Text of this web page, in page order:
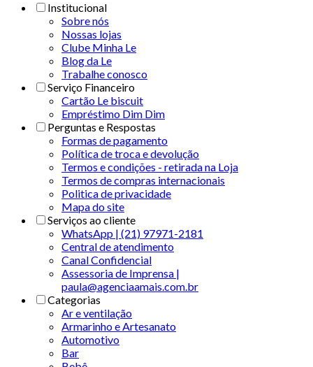
Institucional
Sobre nós
Nossas lojas
Clube Minha Le
Blog da Le
Trabalhe conosco
Serviço Financeiro
Cartão Le biscuit
Empréstimo Dim Dim
Perguntas e Respostas
Formas de pagamento
Política de troca e devolução
Termos e condições - retirada na Loja
Termos de compras internacionais
Politica de privacidade
Mapa do site
Serviços ao cliente
WhatsApp | (21) 97971-2181
Central de atendimento
Canal Confidencial
Assessoria de Imprensa |
paula@agenciaamais.com.br
Categorias
Ar e ventilação
Armarinho e Artesanato
Automotivo
Bar